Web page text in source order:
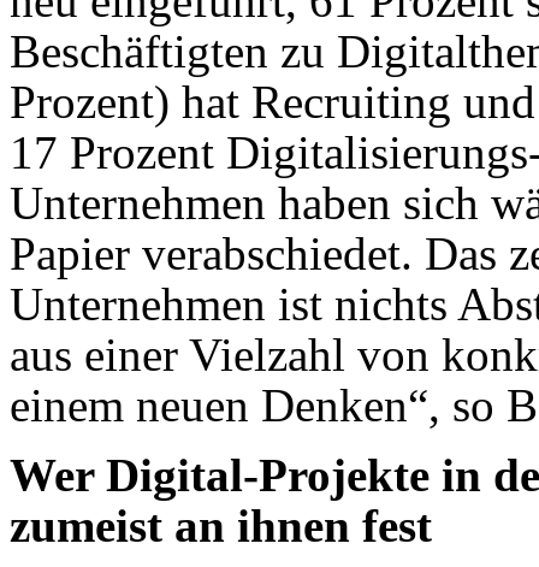
Beschäftigten zu
Prozent) hat Recruiting
17 Prozent
Unternehmen haben sich
Papier verabschiedet. Das
Unternehmen ist nichts
aus einer Vielzahl von
einem neuen Denken“, so
Wer Digital-Projekte in
zumeist an ihnen fest